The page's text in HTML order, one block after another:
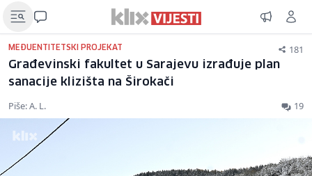
MEĐUENTITETSKI PROJEKAT 181
Građevinski fakultet u Sarajevu izrađuje plan
sanacije klizišta na Širokači
Piše: A. L. 19